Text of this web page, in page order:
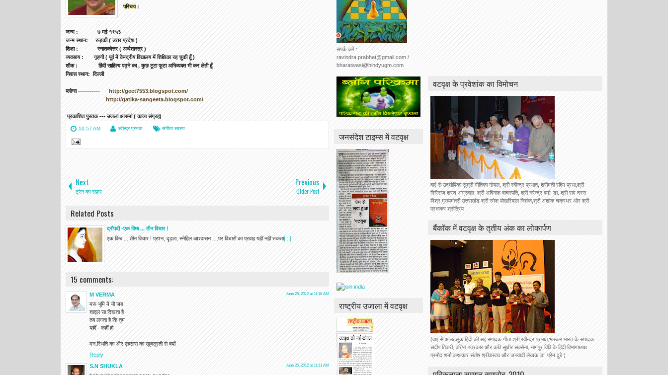
परिचय:
जन्म : ७ मई १९५३
जन्म स्थान: रुड़की ( उत्तर प्रदेश )
शिक्षा : स्नातकोत्तर ( अर्थशास्त्र )
व्यवसाय : गृहणी ( पूर्व में केन्द्रीय विद्यालय में शिक्षिका रह चुकी हूँ )
शौक : हिंदी साहित्य पढ़ने का , कुछ टूटा फूटा अभिव्यक्त भी कर लेती हूँ
निवास स्थान: दिल्ली
ब्लोग्स -----------http://geet7553.blogspot.com/
http://gatika-sangeeta.blogspot.com/
प्रकाशित पुस्तक --- उजला आसमां ( काव्य संग्रह)
10:57 AM रवीन्द्र प्रभात संगीता स्वरुप
Next
ट्रेन का सफ़र
Previous
Older Post
Related Posts
द्रौपदी -एक विम्ब ... तीन विचार !
एक विम्ब ... तीन विचार ! प्रश्न, दृढ़ता, स्नेहिल आश्वासन ....पर विचारों का प्रवाह यहीं नहीं रुकता[...]
15 comments:
M VERMA June 25, 2012 at 11:16 AM
मरू भूमि में भी जब
शाद्वल सा दिखता है
तब लगता है कि तुम
यहीं - कहीं हो
मन:स्थिति का और एहसास का खूबसूरती से बयाँ
Reply
S.N SHUKLA
June 25, 2012 at 11:31 AM
वटवृक्ष के प्रवेशांक का विमोचन
वाएं से उद्घोषिका सुश्री गीतिका गोयल, श्री रवीन्द्र प्रभात, श्रीमती रश्मि प्रभा,श्री
गिरिराज शरण अग्रवाल, श्री अविनाश वाचस्पति, श्री नरेन्द्र वर्मा, डा. श्री राम दरस
मिश्र,मुख्यमंत्री उत्तराखंड श्री रमेश पोखरियाल निशंक,श्री अशोक चक्रधर और श्री
प्रभाकर श्रोत्रिय
बैंकॉक में वटवृक्ष के तृतीय अंक का लोकार्पण
(वाएं से आउटलुक हिंदी की सह संपादक गीता श्री,रवीन्द्र प्रभात,भास्कर भारत के संपादक
संदीप तिवारी, वरिष्ठ पत्रकार और कवि सुधीर सक्सेना, नागपुर विवि के हिंदी विभागाध्यक्ष
प्रमोद शर्मा,कथाकार संतोष श्रीवास्तव और जनवादी लेखक डा. प्रेम दुबे )
संपर्क करें :
ravindra.prabhat@gmail.com /
bharatwasi@hindyugm.com
जनसंदेश टाइम्स में वटवृक्ष
राष्ट्रीय उजाला में वटवृक्ष